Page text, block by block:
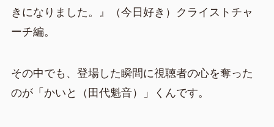
きになりました。』（今日好き）クライストチャ
ーチ編。
その中でも、登場した瞬間に視聴者の心を奪った
のが「かいと（田代魁音）」くんです。